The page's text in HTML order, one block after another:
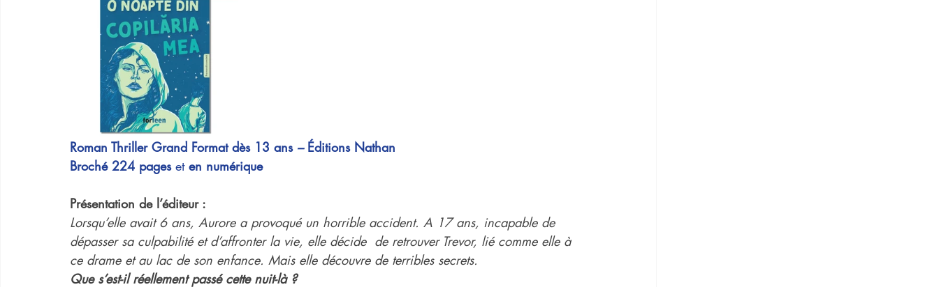
Roman Thriller Grand Format dès 13 ans – Éditions Nathan
Broché 224 pages et en numérique
Présentation de l’éditeur :
Lorsqu’elle avait 6 ans, Aurore a provoqué un horrible accident. A 17 ans, incapable de
dépasser sa culpabilité et d’affronter la vie, elle décide  de retrouver Trevor, lié comme elle à
ce drame et au lac de son enfance. Mais elle découvre de terribles secrets.
Que s’est-il réellement passé cette nuit-là ?